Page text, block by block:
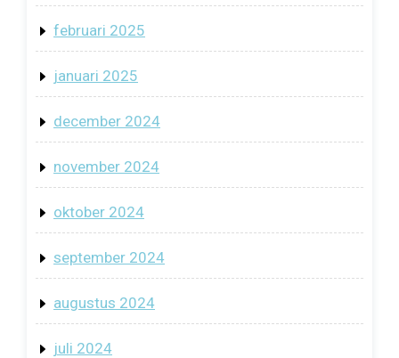
februari 2025
januari 2025
december 2024
november 2024
oktober 2024
september 2024
augustus 2024
juli 2024